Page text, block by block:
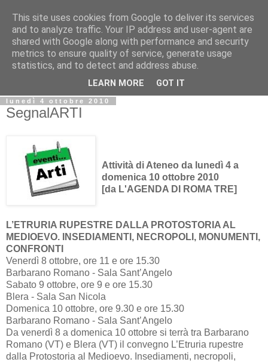
Biblio@rti in
Il Blog della Biblioteca di Area delle arti per condividere
informazioni iniziative incontri
lunedì 4 ottobre 2010
SegnalARTI
Attività di Ateneo da lunedì 4 a
domenica 10 ottobre 2010
[da L'AGENDA DI ROMA TRE]
L’ETRURIA RUPESTRE DALLA PROTOSTORIA AL
MEDIOEVO. INSEDIAMENTI, NECROPOLI, MONUMENTI,
CONFRONTI
Venerdì 8 ottobre, ore 11 e ore 15.30
Barbarano Romano - Sala Sant’Angelo
Sabato 9 ottobre, ore 9 e ore 15.30
Blera - Sala San Nicola
Domenica 10 ottobre, ore 9.30 e ore 15.30
Barbarano Romano - Sala Sant’Angelo
Da venerdì 8 a domenica 10 ottobre si terrà tra Barbarano
Romano (VT) e Blera (VT) il convegno L’Etruria rupestre
dalla Protostoria al Medioevo. Insediamenti, necropoli,
This site uses cookies from Google to deliver its services
and to analyze traffic. Your IP address and user-agent are
shared with Google along with performance and security
metrics to ensure quality of service, generate usage
statistics, and to detect and address abuse.
LEARN MORE GOT IT